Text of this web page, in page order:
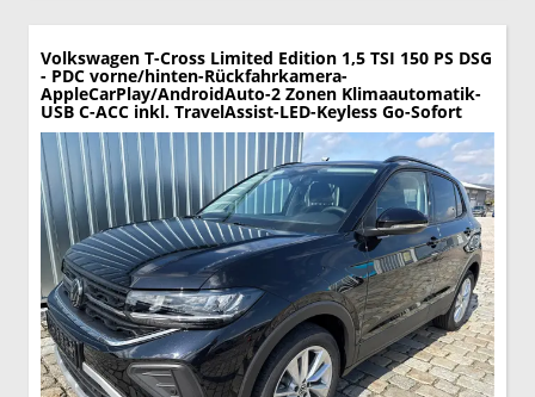
Volkswagen T-Cross Limited Edition 1,5 TSI 150 PS DSG
- PDC vorne/hinten-Rückfahrkamera-
AppleCarPlay/AndroidAuto-2 Zonen Klimaautomatik-
USB C-ACC inkl. TravelAssist-LED-Keyless Go-Sofort